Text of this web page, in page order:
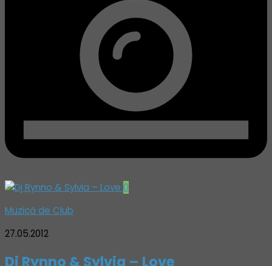
0
Muzică de Club
27.05.2012
Dj Rynno & Sylvia – Love